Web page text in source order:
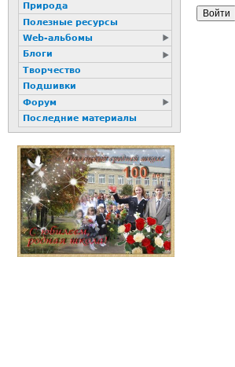
Природа
Полезные ресурсы
Web-альбомы
Блоги
Творчество
Подшивки
Форум
Последние материалы